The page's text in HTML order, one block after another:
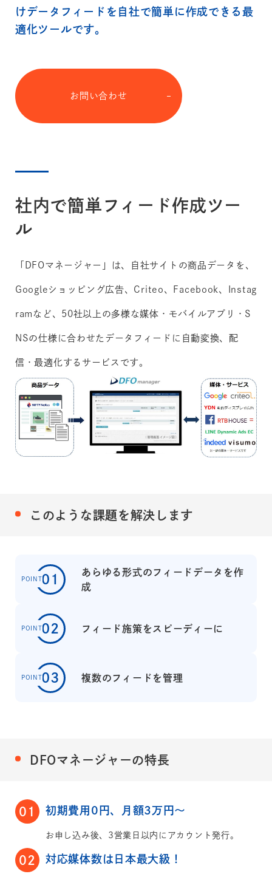
けデータフィードを自社で簡単に作成できる最
適化ツールです。
お問い合わせ
社内で簡単フィード作成ツー
ル
「DFOマネージャー」は、自社サイトの商品データを、
Googleショッピング広告、Criteo、Facebook、Instag
ramなど、50社以上の多様な媒体・モバイルアプリ・S
NSの仕様に合わせたデータフィードに自動変換、配
信・最適化するサービスです。
このような課題を解決します
01
POINT
あらゆる形式のフィードデータを作
成
02
POINT フィード施策をスピーディーに
03
POINT 複数のフィードを管理
DFOマネージャーの特長
01 初期費用0円、月額3万円～
お申し込み後、3営業日以内にアカウント発行。
02 対応媒体数は日本最大級！